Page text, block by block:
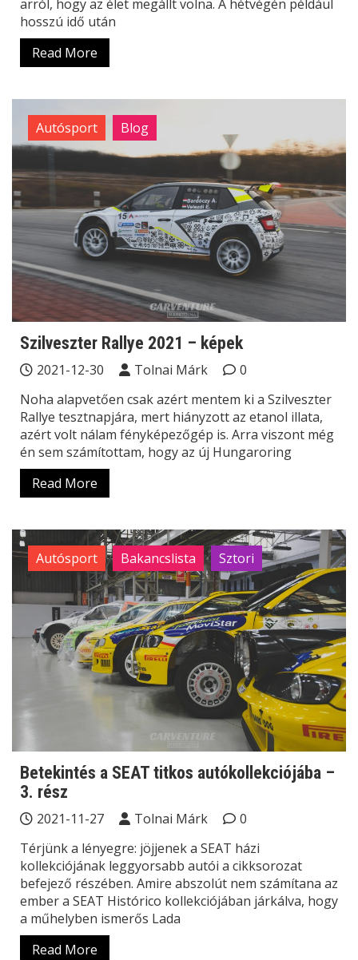
arról, hogy az élet megállt volna. A hétvégén például
hosszú idő után
Read More
Autósport Blog
Szilveszter Rallye 2021 – képek
2021-12-30 Tolnai Márk
0
Noha alapvetően csak azért mentem ki a Szilveszter
Rallye tesztnapjára, mert hiányzott az etanol illata,
azért volt nálam fényképezőgép is. Arra viszont még
én sem számítottam, hogy az új Hungaroring
Read More
Autósport Bakancslista Sztori
Betekintés a SEAT titkos autókollekciójába –
3. rész
2021-11-27 Tolnai Márk
0
Térjünk a lényegre: jöjjenek a SEAT házi
kollekciójának leggyorsabb autói a cikksorozat
befejező részében. Amire abszolút nem számítana az
ember a SEAT Histórico kollekciójában járkálva, hogy
a műhelyben ismerős Lada
Read More